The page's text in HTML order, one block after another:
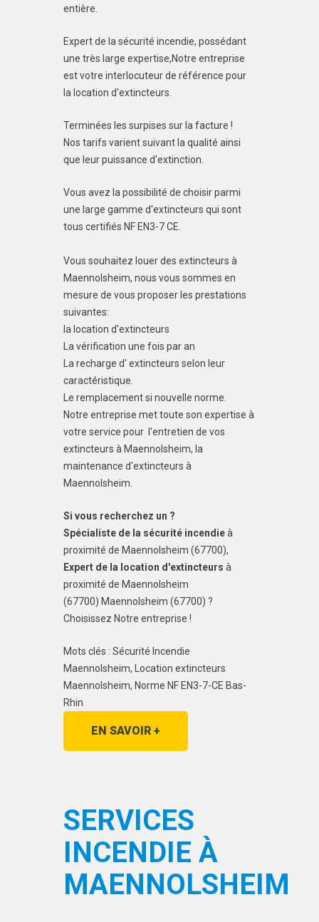
entière.
Expert de la sécurité incendie, possédant
une très large expertise,Notre entreprise
est votre interlocuteur de référence pour
la location d'extincteurs.
Terminées les surpises sur la facture !
Nos tarifs varient suivant la qualité ainsi
que leur puissance d'extinction.
Vous avez la possibilité de choisir parmi
une large gamme d'extincteurs qui sont
tous certifiés NF EN3-7 CE.
Vous souhaitez louer des extincteurs à
Maennolsheim, nous vous sommes en
mesure de vous proposer les prestations
suivantes:
la location d'extincteurs
La vérification une fois par an
La recharge d' extincteurs selon leur
caractéristique.
Le remplacement si nouvelle norme.
Notre entreprise met toute son expertise à
votre service pour l'entretien de vos
extincteurs à Maennolsheim, la
maintenance d'extincteurs à
Maennolsheim.
Si vous recherchez un ?
Spécialiste de la sécurité incendieà
proximité de Maennolsheim (67700),
Expert de la location d'extincteurs à
proximité de Maennolsheim
(67700) Maennolsheim (67700) ?
Choisissez Notre entreprise !
Mots clés : Sécurité Incendie
Maennolsheim, Location extincteurs
Maennolsheim, Norme NF EN3-7-CE Bas-
Rhin
EN SAVOIR +
SERVICES
INCENDIE À
MAENNOLSHEIM